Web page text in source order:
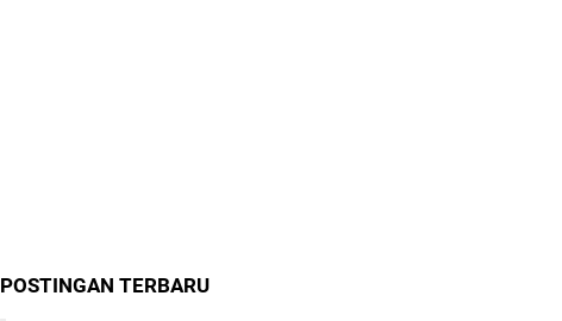
POSTINGAN TERBARU